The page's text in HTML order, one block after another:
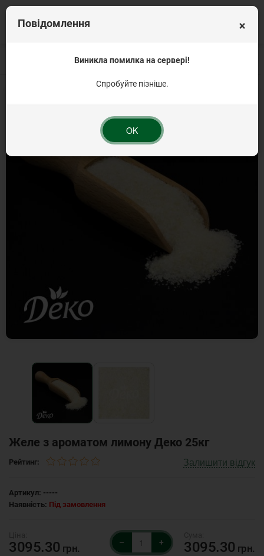
Вагова продукція Кондитерські інгредієнти від 1 кг
Желе з ароматом лимону Деко 25кг
Рейтинг: Залишити відгук
Артикул: -----
Наявність: Під замовлення
3095.30 грн.
– + 3095.30 грн.
×
Повідомлення
Виникла помилка на сервері!
Спробуйте пізніше.
OK